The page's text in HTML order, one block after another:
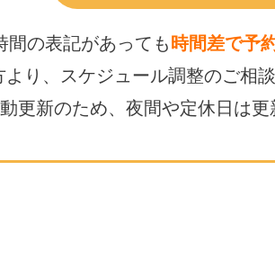
の表記があっても 時間差で予
より、スケジュール調整のご相
更新のため、 夜間や定休日は更